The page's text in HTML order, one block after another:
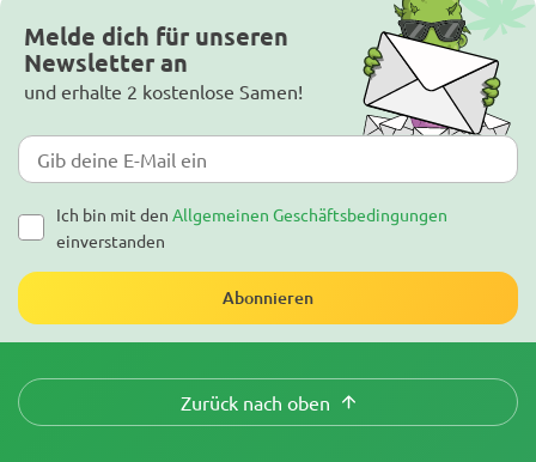
Melde dich für unseren
Newsletter an
und erhalte 2 kostenlose Samen!
Ich bin mit den Allgemeinen Geschäftsbedingungen
einverstanden
Abonnieren
Zurück nach oben